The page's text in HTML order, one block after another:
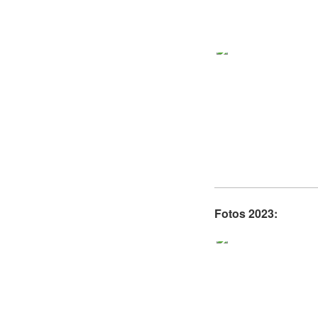
Fotos 2023: